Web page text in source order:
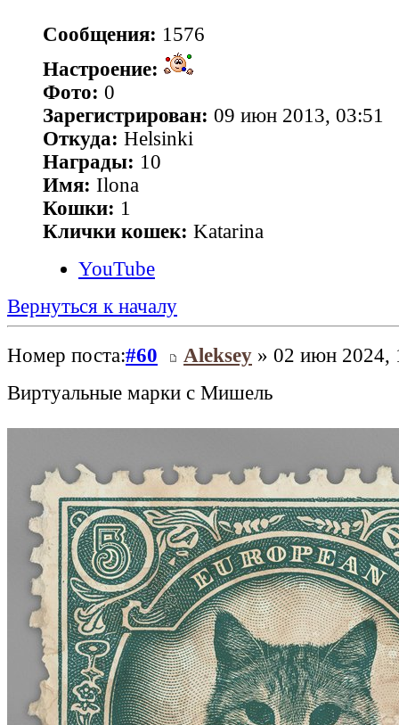
Сообщения: 1576
Настроение:
Фото: 0
Зарегистрирован: 09 июн 2013, 03:51
Откуда: Helsinki
Награды: 10
Имя: Ilona
Кошки: 1
Клички кошек: Katarina
YouTube
Вернуться к началу
Номер поста:#60 Aleksey » 02 июн 2024,
Виртуальные марки с Мишель